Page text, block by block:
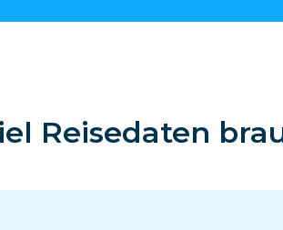
Reisedaten